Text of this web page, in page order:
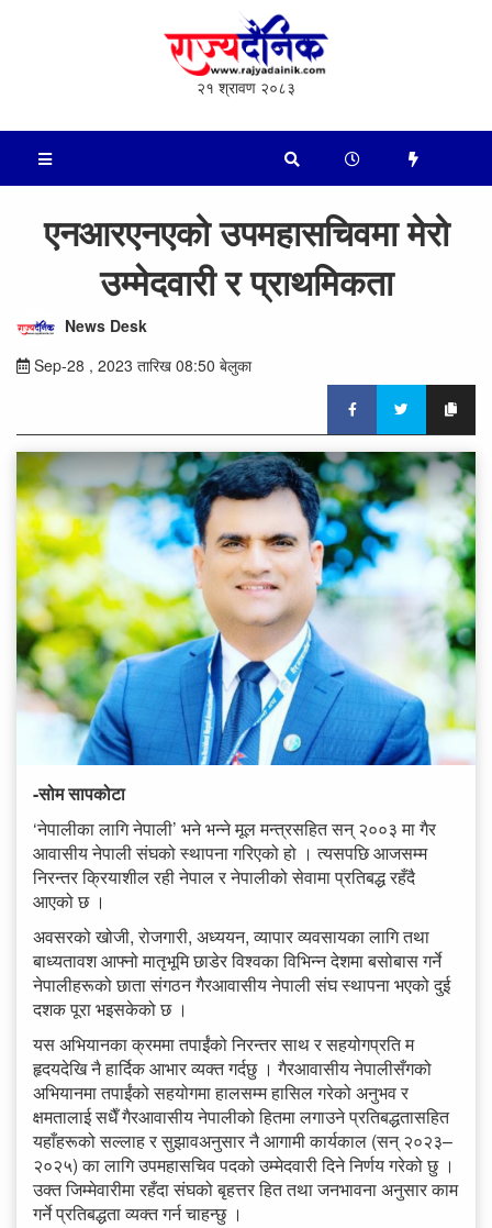
२१ श्रावण २०८३
एनआरएनएको उपमहासचिवमा मेरो
उम्मेदवारी र प्राथमिकता
News Desk
Sep-28 , 2023 तारिख 08:50 बेलुका
-सोम सापकोटा
‘नेपालीका लागि नेपाली’ भने भन्ने मूल मन्त्रसहित सन् २००३ मा गैर
आवासीय नेपाली संघको स्थापना गरिएको हो । त्यसपछि आजसम्म
निरन्तर क्रियाशील रही नेपाल र नेपालीको सेवामा प्रतिबद्ध रहँदै
आएको छ ।
अवसरको खोजी, रोजगारी, अध्ययन, व्यापार व्यवसायका लागि तथा
बाध्यतावश आफ्नो मातृभूमि छाडेर विश्वका विभिन्न देशमा बसोबास गर्ने
नेपालीहरूको छाता संगठन गैरआवासीय नेपाली संघ स्थापना भएको दुई
दशक पूरा भइसकेको छ ।
यस अभियानका क्रममा तपाईंको निरन्तर साथ र सहयोगप्रति म
हृदयदेखि नै हार्दिक आभार व्यक्त गर्दछु । गैरआवासीय नेपालीसँगको
अभियानमा तपाईंको सहयोगमा हालसम्म हासिल गरेको अनुभव र
क्षमतालाई सधैँ गैरआवासीय नेपालीको हितमा लगाउने प्रतिबद्धतासहित
यहाँहरूको सल्लाह र सुझावअनुसार नै आगामी कार्यकाल (सन् २०२३–
२०२५) का लागि उपमहासचिव पदको उम्मेदवारी दिने निर्णय गरेको छु ।
उक्त जिम्मेवारीमा रहँदा संघको बृहत्तर हित तथा जनभावना अनुसार काम
गर्ने प्रतिबद्धता व्यक्त गर्न चाहन्छु ।